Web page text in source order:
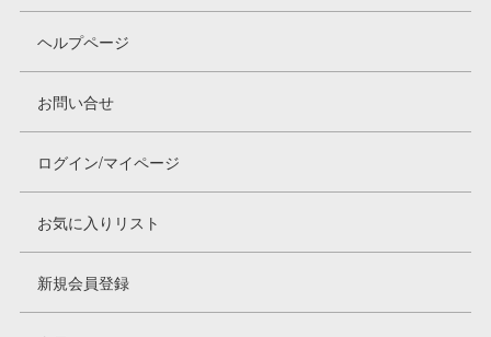
ヘルプページ
お問い合せ
ログイン/マイページ
お気に入りリスト
新規会員登録